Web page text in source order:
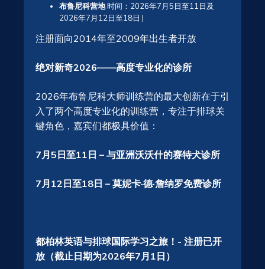
布鲁尼科营地时间：2026年7月5日至11日及
2026年7月12日至18日 |
注册面向2014年至2009年出生者开放
绝对新奇2026——高度专业化的诊所
2026年布鲁尼科大师训练营的最大创新在于引
入了两个高度专业化的训练营 ，专注于排球关
键角色，嘉宾们都极具价值：
7月5日至11日 – 与亚洲沃沃什的赛特犬诊所
7月12日至18日 – 莫妮卡·德·詹纳罗免费诊所
都柏林英语与排球国际学习之旅！- 注册已开
放（截止日期为2026年7月1日）